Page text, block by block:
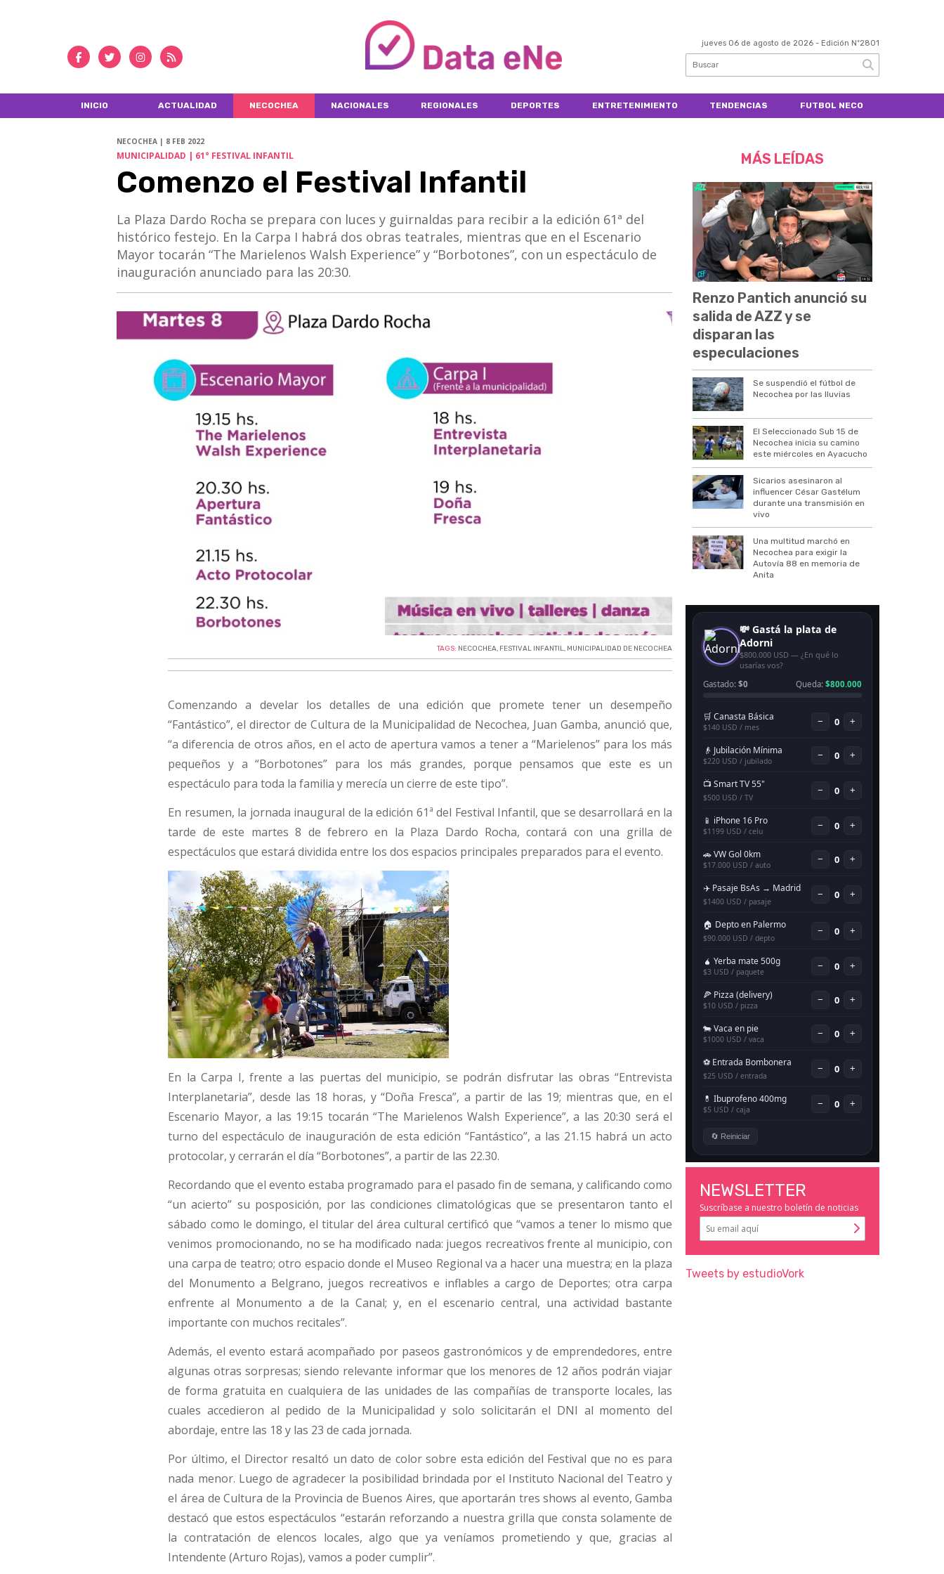
jueves 06 de agosto de 2026 - Edición Nº2801
INICIO ACTUALIDAD NECOCHEA NACIONALES REGIONALES DEPORTES ENTRETENIMIENTO TENDENCIAS FUTBOL NECO
NECOCHEA | 8 FEB 2022
MUNICIPALIDAD | 61° FESTIVAL INFANTIL
Comenzo el Festival Infantil
La Plaza Dardo Rocha se prepara con luces y guirnaldas para recibir a la edición 61ª del
histórico festejo. En la Carpa I habrá dos obras teatrales, mientras que en el Escenario
Mayor tocarán “The Marielenos Walsh Experience” y “Borbotones”, con un espectáculo de
inauguración anunciado para las 20:30.
TAGS: NECOCHEA, FESTIVAL INFANTIL, MUNICIPALIDAD DE NECOCHEA
Comenzando a develar los detalles de una edición que promete tener un desempeño
“Fantástico”, el director de Cultura de la Municipalidad de Necochea, Juan Gamba, anunció que,
“a diferencia de otros años, en el acto de apertura vamos a tener a “Marielenos” para los más
pequeños y a “Borbotones” para los más grandes, porque pensamos que este es un
espectáculo para toda la familia y merecía un cierre de este tipo”.
En resumen, la jornada inaugural de la edición 61ª del Festival Infantil, que se desarrollará en la
tarde de este martes 8 de febrero en la Plaza Dardo Rocha, contará con una grilla de
espectáculos que estará dividida entre los dos espacios principales preparados para el evento.
En la Carpa I, frente a las puertas del municipio, se podrán disfrutar las obras “Entrevista
Interplanetaria”, desde las 18 horas, y “Doña Fresca”, a partir de las 19; mientras que, en el
Escenario Mayor, a las 19:15 tocarán “The Marielenos Walsh Experience”, a las 20:30 será el
turno del espectáculo de inauguración de esta edición “Fantástico”, a las 21.15 habrá un acto
protocolar, y cerrarán el día “Borbotones”, a partir de las 22.30.
Recordando que el evento estaba programado para el pasado fin de semana, y calificando como
“un acierto” su posposición, por las condiciones climatológicas que se presentaron tanto el
sábado como le domingo, el titular del área cultural certificó que “vamos a tener lo mismo que
venimos promocionando, no se ha modificado nada: juegos recreativos frente al municipio, con
una carpa de teatro; otro espacio donde el Museo Regional va a hacer una muestra; en la plaza
del Monumento a Belgrano, juegos recreativos e inflables a cargo de Deportes; otra carpa
enfrente al Monumento a de la Canal; y, en el escenario central, una actividad bastante
importante con muchos recitales”.
Además, el evento estará acompañado por paseos gastronómicos y de emprendedores, entre
algunas otras sorpresas; siendo relevante informar que los menores de 12 años podrán viajar
de forma gratuita en cualquiera de las unidades de las compañías de transporte locales, las
cuales accedieron al pedido de la Municipalidad y solo solicitarán el DNI al momento del
abordaje, entre las 18 y las 23 de cada jornada.
Por último, el Director resaltó un dato de color sobre esta edición del Festival que no es para
nada menor. Luego de agradecer la posibilidad brindada por el Instituto Nacional del Teatro y
el área de Cultura de la Provincia de Buenos Aires, que aportarán tres shows al evento, Gamba
destacó que estos espectáculos “estarán reforzando a nuestra grilla que consta solamente de
la contratación de elencos locales, algo que ya veníamos prometiendo y que, gracias al
Intendente (Arturo Rojas), vamos a poder cumplir”.
MÁS LEÍDAS
Renzo Pantich anunció su
salida de AZZ y se
disparan las
especulaciones
Se suspendió el fútbol de
Necochea por las lluvias
El Seleccionado Sub 15 de
Necochea inicia su camino
este miércoles en Ayacucho
Sicarios asesinaron al
influencer César Gastélum
durante una transmisión en
vivo
Una multitud marchó en
Necochea para exigir la
Autovía 88 en memoria de
Anita
NEWSLETTER
Suscríbase a nuestro boletín de noticias
Tweets by estudioVork